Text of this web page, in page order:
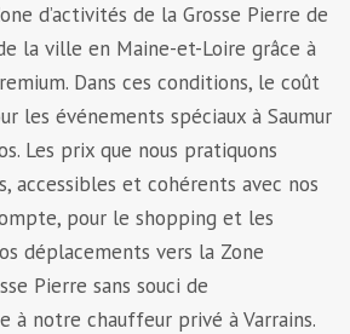
d’activités de la Grosse Pierre de
la ville en Maine-et-Loire grâce à
Dans ces conditions, le coût
les événements spéciaux à Saumur
Les prix que nous pratiquons
accessibles et cohérents avec nos
pour le shopping et les
déplacements vers la Zone
Pierre sans souci de
à notre chauffeur privé à Varrains.